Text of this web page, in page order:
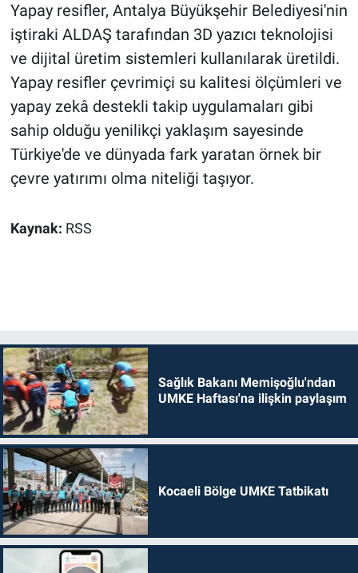
Yapay resifler, Antalya Büyükşehir Belediyesi'nin
iştiraki ALDAŞ tarafından 3D yazıcı teknolojisi
ve dijital üretim sistemleri kullanılarak üretildi.
Yapay resifler çevrimiçi su kalitesi ölçümleri ve
yapay zekâ destekli takip uygulamaları gibi
sahip olduğu yenilikçi yaklaşım sayesinde
Türkiye'de ve dünyada fark yaratan örnek bir
çevre yatırımı olma niteliği taşıyor.
Kaynak: RSS
Sağlık Bakanı Memişoğlu'ndan
UMKE Haftası'na ilişkin paylaşım
Kocaeli Bölge UMKE Tatbikatı